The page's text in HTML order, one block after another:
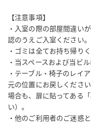
・不定期で消防設備等の
は、防災ベルの鳴動や、
すので、ご了承ください。
・ご利用いただいた方向
することがあります（送
【お願い】
低価格のサービスを実現
り、問い合わせにも原則
す。その点ご理解・ご了
【注意事項】
・入室の際の部屋間違い
認のうえご入室ください。
・ゴミは全てお持ち帰りく
・当スペースおよび当ビ
・テーブル・椅子のレイ
元の位置にお戻しくださ
場合も、扉に貼ってある
い）。
・他のご利用者のご迷惑